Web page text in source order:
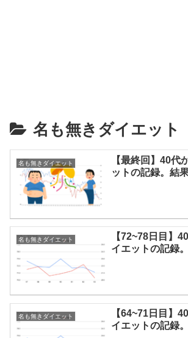
名も無きダイエット
名も無きダイエット
【最終回】40代
ットの記録。結果
名も無きダイエット
【72~78日目】
イエットの記録
名も無きダイエット
【64~71日目】
イエットの記録